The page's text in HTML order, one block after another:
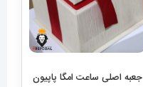
جعبه اصلی ساعت امگا پاپیون